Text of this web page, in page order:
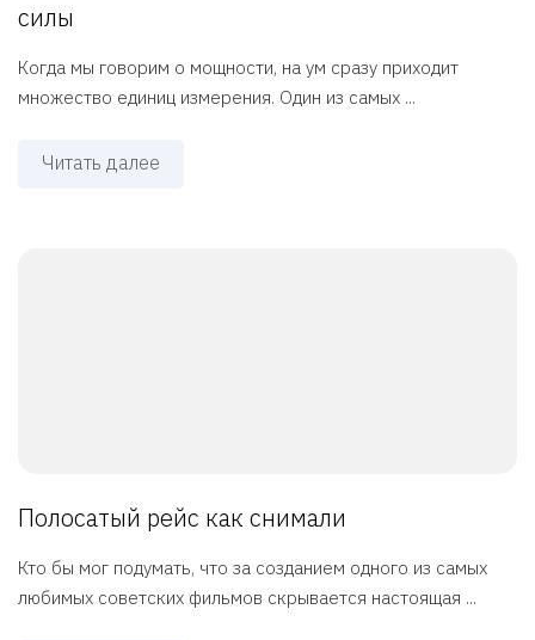
силы
Когда мы говорим о мощности, на ум сразу приходит
множество единиц измерения. Один из самых ...
Читать далее
Полосатый рейс как снимали
Кто бы мог подумать, что за созданием одного из самых
любимых советских фильмов скрывается настоящая ...